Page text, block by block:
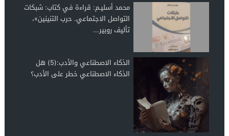
محمد أسليـم: قراءة في كتاب: شبكات
التواصل الاجتماعي. حرب التنينين»،
تأليف روبير...
الذكاء الاصطناعي والأدب:(5) هل
الذكاء الاصطناعي خطر على الأدب؟